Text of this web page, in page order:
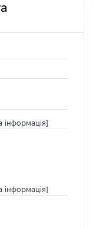
інформація]
інформація]